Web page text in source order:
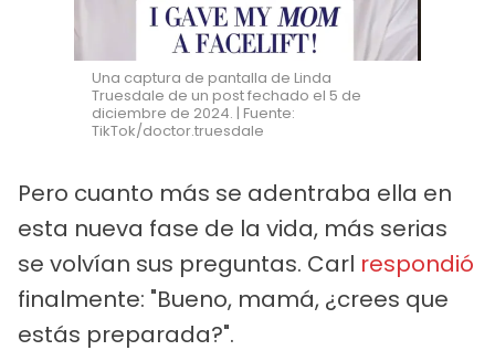
Una captura de pantalla de Linda
Truesdale de un post fechado el 5 de
diciembre de 2024. | Fuente:
TikTok/doctor.truesdale
Pero cuanto más se adentraba ella en
esta nueva fase de la vida, más serias
se volvían sus preguntas. Carl respondió
finalmente: "Bueno, mamá, ¿crees que
estás preparada?".